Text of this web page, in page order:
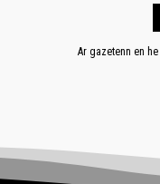
Ar gazetenn en